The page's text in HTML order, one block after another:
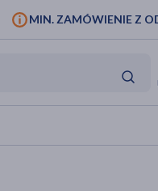
MIN. ZAMÓWIENIE Z